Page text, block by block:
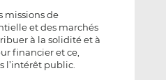
missions de
et des marchés
à la solidité et à
financier et ce,
l’intérêt public.